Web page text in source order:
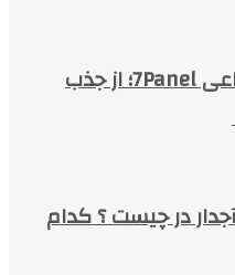
خدمات شبکه‌های اجتماعی 7Panel؛ از جذب
در چیست ؟ کدام